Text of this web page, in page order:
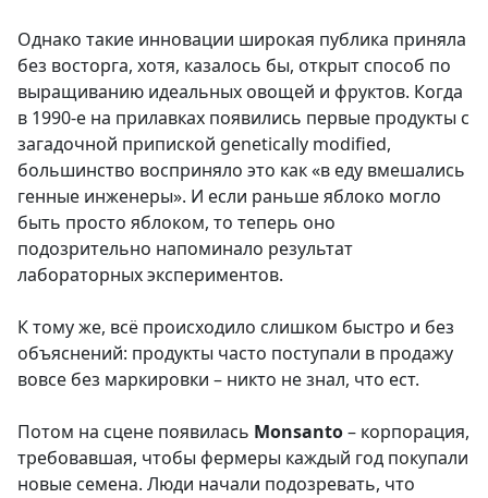
Однако такие инновации широкая публика приняла
без восторга, хотя, казалось бы, открыт способ по
выращиванию идеальных овощей и фруктов. Когда
в 1990-е на прилавках появились первые продукты с
загадочной припиской genetically modified,
большинство восприняло это как «в еду вмешались
генные инженеры». И если раньше яблоко могло
быть просто яблоком, то теперь оно
подозрительно напоминало результат
лабораторных экспериментов.
К тому же, всё происходило слишком быстро и без
объяснений: продукты часто поступали в продажу
вовсе без маркировки – никто не знал, что ест.
Потом на сцене появилась Monsanto– корпорация,
требовавшая, чтобы фермеры каждый год покупали
новые семена. Люди начали подозревать, что